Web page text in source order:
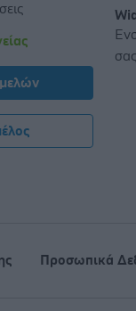
σας
Προσωπικά